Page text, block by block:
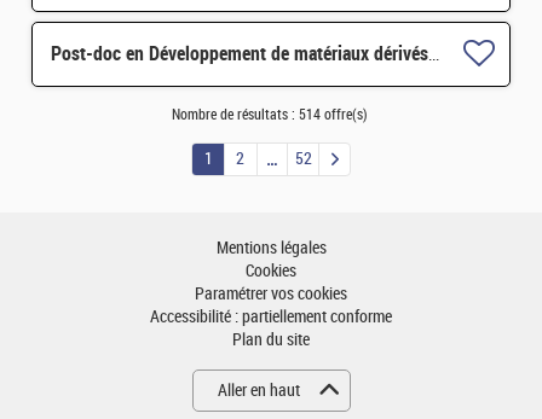
Post-doc en Développement de matériaux dérivés de graphène fonctionnalisé par des composés redox H/F
Nombre de résultats : 514 offre(s)
1 2 52
Mentions légales
Cookies
Paramétrer vos cookies
Accessibilité : partiellement conforme
Plan du site
Aller en haut